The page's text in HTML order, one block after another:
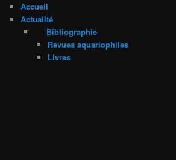
Accueil
Actualité
Bibliographie
Revues aquariophiles
Livres